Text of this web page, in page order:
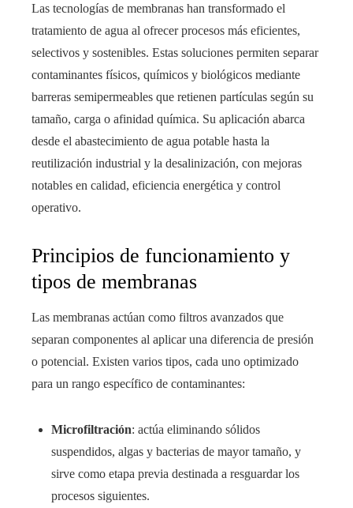
Las tecnologías de membranas han transformado el
tratamiento de agua al ofrecer procesos más eficientes,
selectivos y sostenibles. Estas soluciones permiten separar
contaminantes físicos, químicos y biológicos mediante
barreras semipermeables que retienen partículas según su
tamaño, carga o afinidad química. Su aplicación abarca
desde el abastecimiento de agua potable hasta la
reutilización industrial y la desalinización, con mejoras
notables en calidad, eficiencia energética y control
operativo.
Principios de funcionamiento y
tipos de membranas
Las membranas actúan como filtros avanzados que
separan componentes al aplicar una diferencia de presión
o potencial. Existen varios tipos, cada uno optimizado
para un rango específico de contaminantes:
Microfiltración: actúa eliminando sólidos
suspendidos, algas y bacterias de mayor tamaño, y
sirve como etapa previa destinada a resguardar los
procesos siguientes.